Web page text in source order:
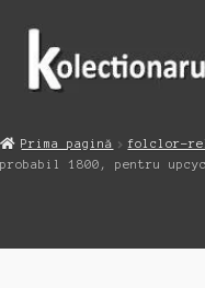
Sari
navigare
Sari
conținut
Magazin
Prima pagină folclor-
probabil 1800, pentru